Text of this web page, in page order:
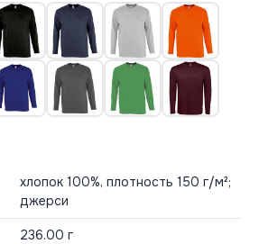
хлопок 100%, плотность 150 г/м²;
джерси
236.00 г